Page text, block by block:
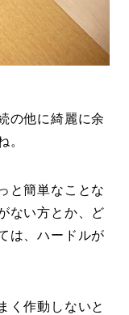
の他に綺麗に余
。
と簡単なことな
ない方とか、ど
は、ハードルが
く作動しないと